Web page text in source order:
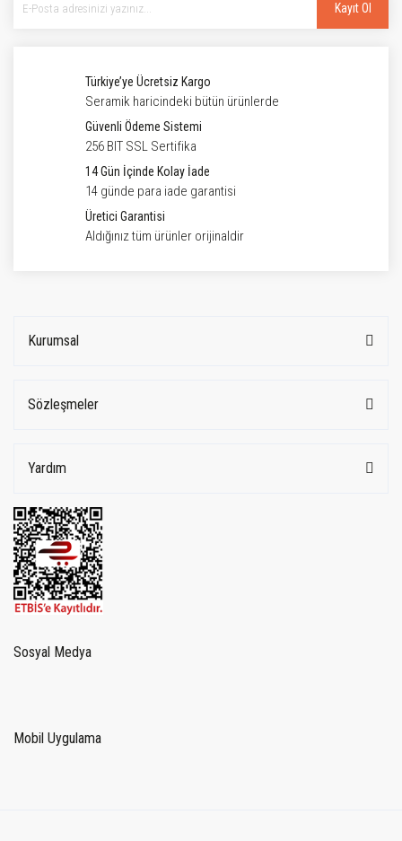
Kayıt Ol
Türkiye’ye Ücretsiz Kargo
Seramik haricindeki bütün ürünlerde
Güvenli Ödeme Sistemi
256 BIT SSL Sertifika
14 Gün İçinde Kolay İade
14 günde para iade garantisi
Üretici Garantisi
Aldığınız tüm ürünler orijinaldir
Kurumsal
Sözleşmeler
Yardım
Sosyal Medya
Mobil Uygulama